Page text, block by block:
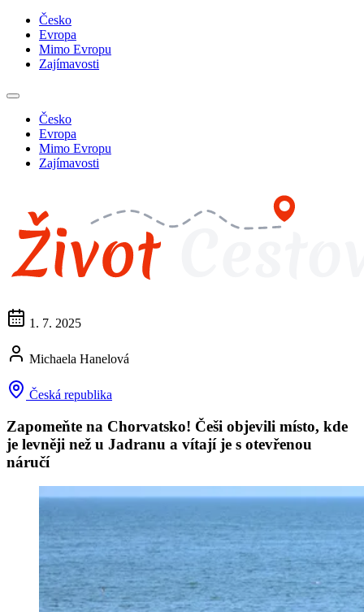
Česko
Evropa
Mimo Evropu
Zajímavosti
Česko
Evropa
Mimo Evropu
Zajímavosti
1. 7. 2025
Michaela Hanelová
Česká republika
Zapomeňte na Chorvatsko! Češi objevili místo, kde
je levněji než u Jadranu a vítají je s otevřenou
náručí